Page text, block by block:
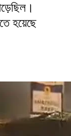
হয়েছে